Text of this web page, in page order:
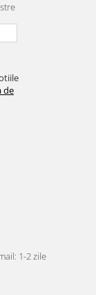
de
1-2 zile